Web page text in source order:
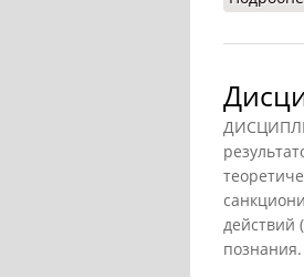
действий